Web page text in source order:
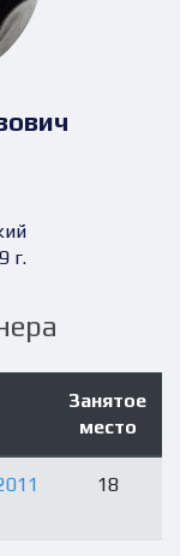
г.
Занятое
место
18